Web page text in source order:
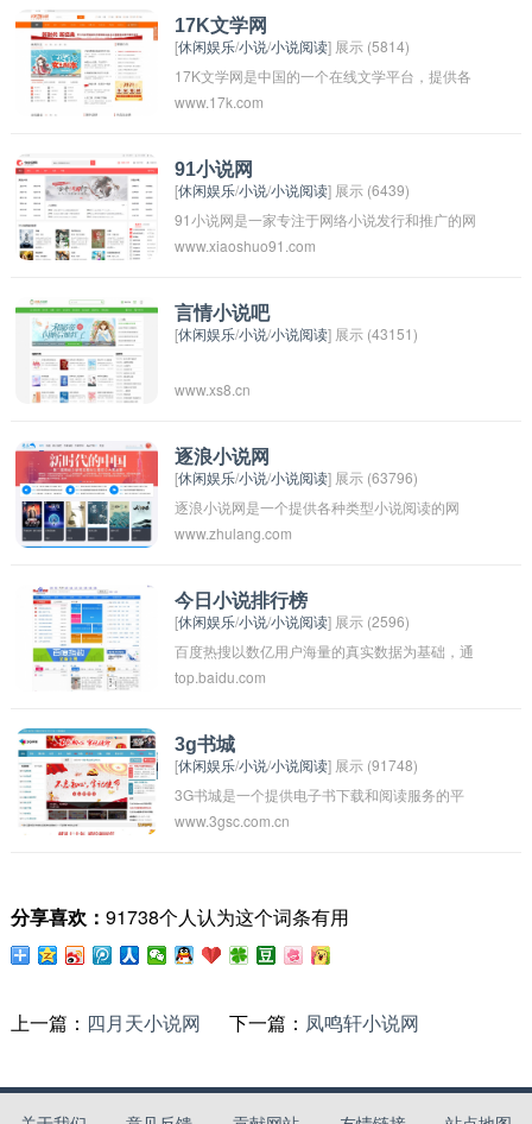
17K文学网
[休闲娱乐/小说/小说阅读] 展示 (5814)
17K文学网是中国的一个在线文学平台，提供各
种类型的小说、散文、诗歌等作品供读者阅读。
通过付费会员服务享受更多的阅读特权。该平台
汇集了大量优秀作者和作品，深受读者喜爱。
www.17k.com
91小说网
[休闲娱乐/小说/小说阅读] 展示 (6439)
91小说网是一家专注于网络小说发行和推广的网
站，提供了大量的原创小说和热门小说的在线阅
型的小说，包括言情小说、玄幻小说、都市小说
等等。网站非常受读者欢迎，并拥有庞大的注册
www.xiaoshuo91.com
言情小说吧
[休闲娱乐/小说/小说阅读] 展示 (43151)
www.xs8.cn
逐浪小说网
[休闲娱乐/小说/小说阅读] 展示 (63796)
逐浪小说网是一个提供各种类型小说阅读的网
站，用户可以免费阅读各类小说，包括言情小
供小说阅读服务，还有许多独家原创作品和作者
专栏，为读者提供更多的选择和精彩内容。逐浪
小说网致力于为读者提供优质的阅读体验，让每
一位用户都能找到自己喜欢的小说作品。
www.zhulang.com
今日小说排行榜
[休闲娱乐/小说/小说阅读] 展示 (2596)
百度热搜以数亿用户海量的真实数据为基础，通
过专业的数据挖掘方法，计算关键词的热搜指
键词排行榜，引领热词阅读时代。
top.baidu.com
3g书城
[休闲娱乐/小说/小说阅读] 展示 (91748)
3G书城是一个提供电子书下载和阅读服务的平
台，用户可以在平台上浏览各种类型的电子书，
读，享受阅读的便利性和舒适性。平台上通常有
各种畅销书籍、小说、教育书籍、杂志等丰富的
www.3gsc.com.cn
分享喜欢： 91738个人认为这个词条有用
上一篇： 四月天小说网 下一篇： 凤鸣轩小说网